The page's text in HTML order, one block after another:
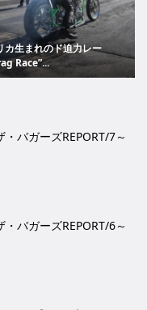
カ生まれのド迫力レー
Race”...
バガーズREPORT/7～
バガーズREPORT/6～